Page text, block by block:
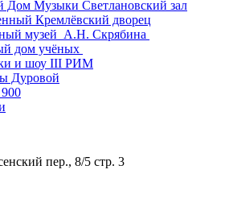
Дом Музыки Светлановский зал
Кремлёвский дворец
музей А.Н. Скрябина
дом учёных
и шоу III РИМ
Дуровой
пер., 8/5 стр. 3